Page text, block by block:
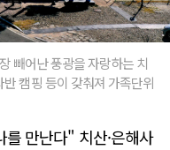
빼어난 풍광을 자랑하는 치
캠핑 등이 갖춰져 가족단위
만난다" 치산·은해사